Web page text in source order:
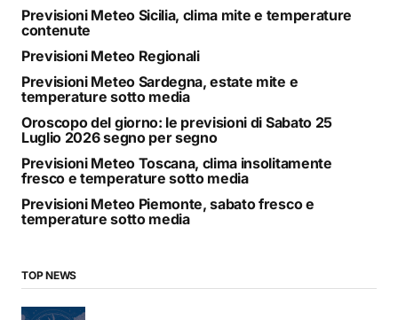
Previsioni Meteo Sicilia, clima mite e temperature
contenute
Previsioni Meteo Regionali
Previsioni Meteo Sardegna, estate mite e
temperature sotto media
Oroscopo del giorno: le previsioni di Sabato 25
Luglio 2026 segno per segno
Previsioni Meteo Toscana, clima insolitamente
fresco e temperature sotto media
Previsioni Meteo Piemonte, sabato fresco e
temperature sotto media
TOP NEWS